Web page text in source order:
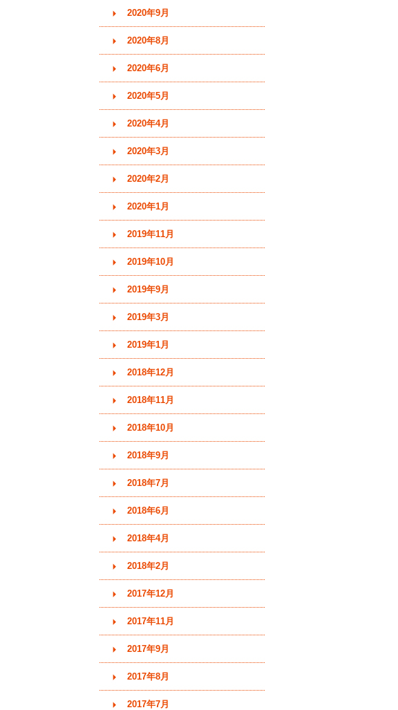
2020年9月
2020年8月
2020年6月
2020年5月
2020年4月
2020年3月
2020年2月
2020年1月
2019年11月
2019年10月
2019年9月
2019年3月
2019年1月
2018年12月
2018年11月
2018年10月
2018年9月
2018年7月
2018年6月
2018年4月
2018年2月
2017年12月
2017年11月
2017年9月
2017年8月
2017年7月